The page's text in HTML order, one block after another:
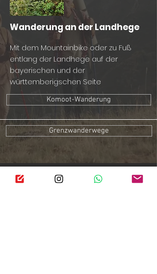
Wanderung an der Landhege
Mit dem Mountainbike oder zu Fuß
entlang der Landhege auf der
bayerischen und der
württemberigschen Seite
Komoot-Wanderung
Grenzwanderwege